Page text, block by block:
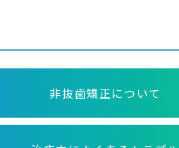
非抜歯矯正について